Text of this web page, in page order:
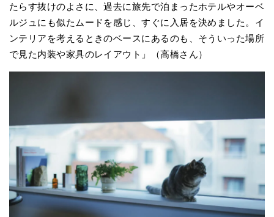
たらす抜けのよさに、過去に旅先で泊まったホテルやオーベ
ルジュにも似たムードを感じ、すぐに入居を決めました。イ
ンテリアを考えるときのベースにあるのも、そういった場所
で見た内装や家具のレイアウト」（高橋さん）